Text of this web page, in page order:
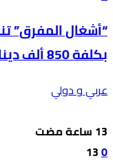
بكلفة 850 ألف دينار
عربي و دولي
0
13